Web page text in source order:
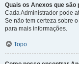
Quais os Anexos que são
Cada Administrador pode
Se não tem certeza sobre
para mais informações.
Topo